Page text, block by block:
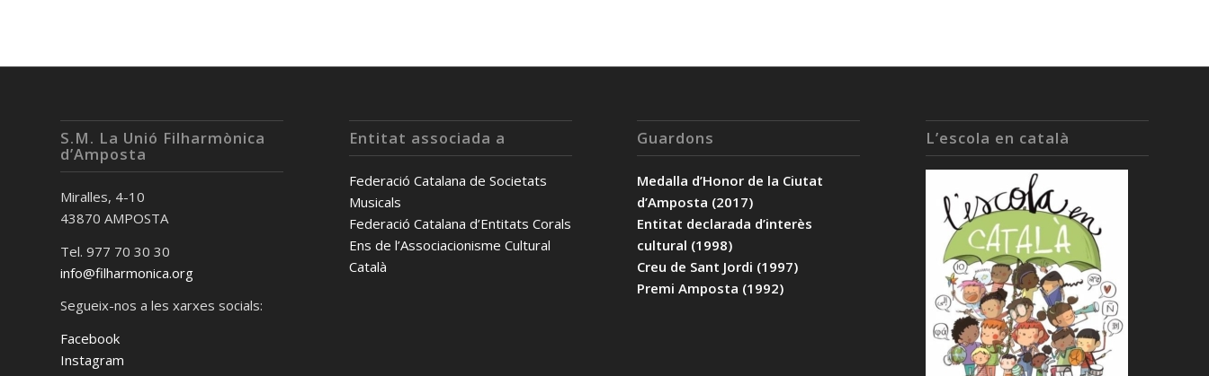
S.M. La Unió Filharmònica
d’Amposta
Miralles, 4-10
43870 AMPOSTA
Tel. 977 70 30 30
info@filharmonica.org
Segueix-nos a les xarxes socials:
Facebook
Instagram
Entitat associada a
Federació Catalana de Societats
Musicals
Federació Catalana d’Entitats Corals
Ens de l’Associacionisme Cultural
Català
Guardons
Medalla d’Honor de la Ciutat
d’Amposta (2017)
Entitat declarada d’interès
cultural (1998)
Creu de Sant Jordi (1997)
Premi Amposta (1992)
L’escola en català